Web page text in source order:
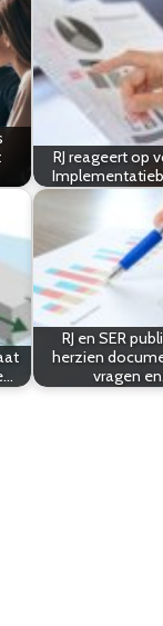
RJ reageert op
RJ en SER
herzien
vragen